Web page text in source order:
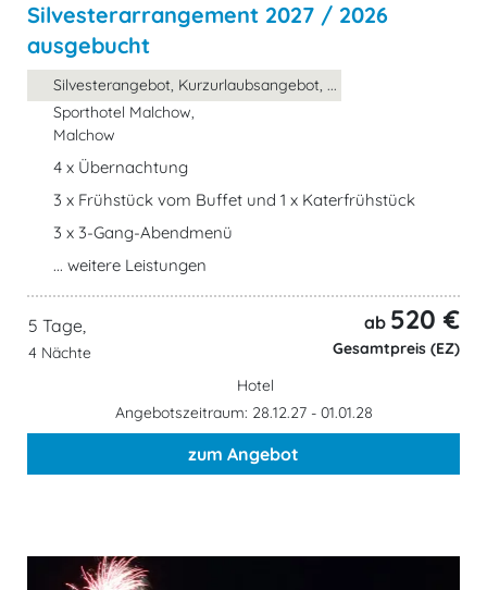
Silvesterarrangement 2027 / 2026
ausgebucht
Silvesterangebot, Kurzurlaubsangebot, ...
Sporthotel Malchow,
Malchow
4 x Übernachtung
3 x Frühstück vom Buffet und 1 x Katerfrühstück
3 x 3-Gang-Abendmenü
... weitere Leistungen
5 Tage,
4 Nächte
ab 520 €
Gesamtpreis (EZ)
Hotel
Angebotszeitraum: 28.12.27 - 01.01.28
zum Angebot